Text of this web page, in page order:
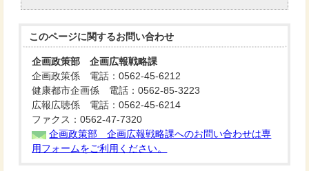
このページに関するお問い合わせ
企画政策部 企画広報戦略課
企画政策係 電話：0562-45-6212
健康都市企画係 電話：0562-85-3223
広報広聴係 電話：0562-45-6214
ファクス：0562-47-7320
企画政策部 企画広報戦略課へのお問い合わせは専
用フォームをご利用ください。